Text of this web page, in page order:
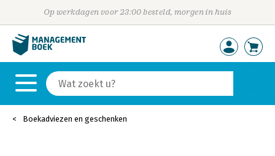
Op werkdagen voor 23:00 besteld, morgen in huis
Boekadviezen en geschenken